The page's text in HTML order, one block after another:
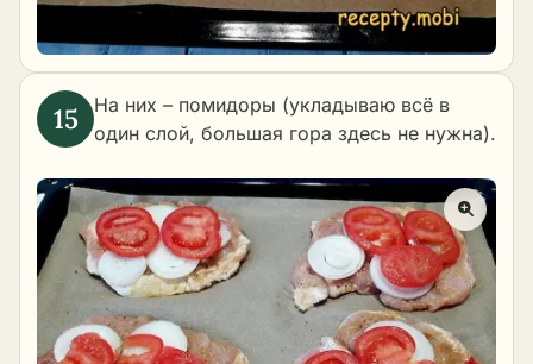
На них – помидоры (укладываю всё в
один слой, большая гора здесь не нужна).